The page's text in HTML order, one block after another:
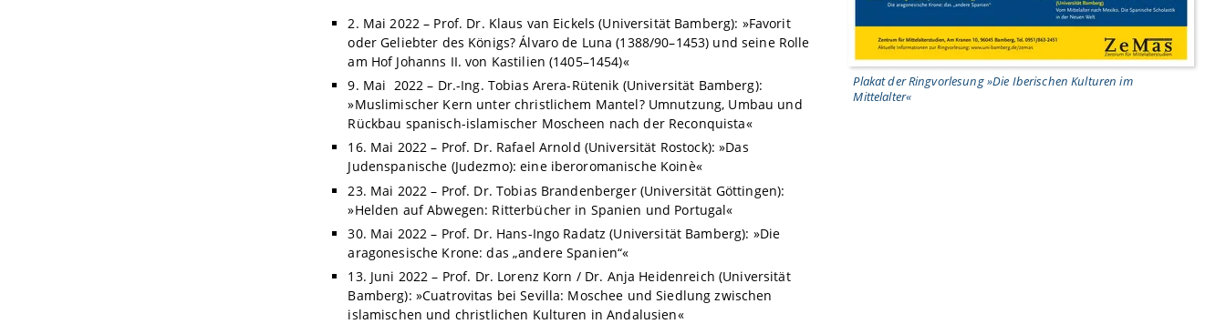
Plakat der Ringvorlesung »Die Iberischen Kulturen im
Mittelalter«
2. Mai 2022 – Prof. Dr. Klaus van Eickels (Universität Bamberg): »Favorit
oder Geliebter des Königs? Álvaro de Luna (1388/90–1453) und seine Rolle
am Hof Johanns II. von Kastilien (1405–1454)«
9. Mai 2022 – Dr.-Ing. Tobias Arera-Rütenik (Universität Bamberg):
»Muslimischer Kern unter christlichem Mantel? Umnutzung, Umbau und
Rückbau spanisch-islamischer Moscheen nach der Reconquista«
16. Mai 2022 – Prof. Dr. Rafael Arnold (Universität Rostock): »Das
Judenspanische (Judezmo): eine iberoromanische Koinè«
23. Mai 2022 – Prof. Dr. Tobias Brandenberger (Universität Göttingen):
»Helden auf Abwegen: Ritterbücher in Spanien und Portugal«
30. Mai 2022 – Prof. Dr. Hans-Ingo Radatz (Universität Bamberg): »Die
aragonesische Krone: das „andere Spanien“«
13. Juni 2022 – Prof. Dr. Lorenz Korn / Dr. Anja Heidenreich (Universität
Bamberg): »Cuatrovitas bei Sevilla: Moschee und Siedlung zwischen
islamischen und christlichen Kulturen in Andalusien«